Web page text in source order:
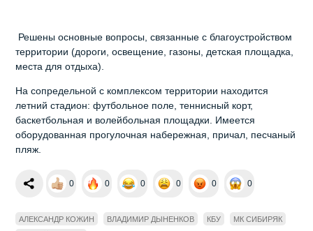
Решены основные вопросы, связанные с благоустройством
территории (дороги, освещение, газоны, детская площадка,
места для отдыха).
На сопредельной с комплексом территории находится
летний стадион: футбольное поле, теннисный корт,
баскетбольная и волейбольная площадки. Имеется
оборудованная прогулочная набережная, причал, песчаный
пляж.
0 0 0 0 0 0
АЛЕКСАНДР КОЖИН ВЛАДИМИР ДЫНЕНКОВ КБУ
МК СИБИРЯК